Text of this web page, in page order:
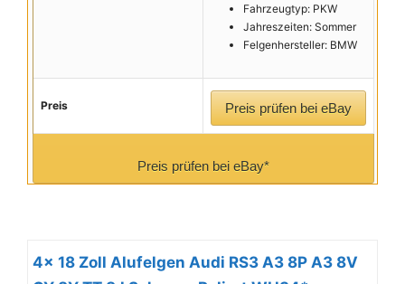
Fahrzeugtyp: PKW
Jahreszeiten: Sommer
Felgenhersteller: BMW
Preis Preis prüfen bei eBay
Preis prüfen bei eBay*
4x 18 Zoll Alufelgen Audi RS3 A3 8P A3 8V